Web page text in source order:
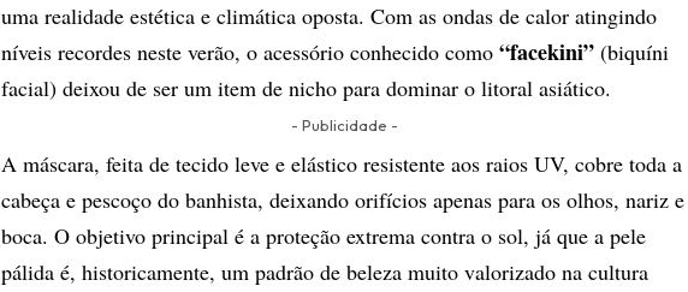
uma realidade estética e climática oposta. Com as ondas de calor atingindo
níveis recordes neste verão, o acessório conhecido como “facekini” (biquíni
facial) deixou de ser um item de nicho para dominar o litoral asiático.
- Publicidade -
​A máscara, feita de tecido leve e elástico resistente aos raios UV, cobre toda a
cabeça e pescoço do banhista, deixando orifícios apenas para os olhos, nariz e
boca. O objetivo principal é a proteção extrema contra o sol, já que a pele
pálida é, historicamente, um padrão de beleza muito valorizado na cultura